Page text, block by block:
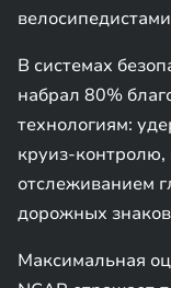
В системах
набрал 80%
технологиям:
круиз-контролю,
отслеживанием
дорожных
Максимальная